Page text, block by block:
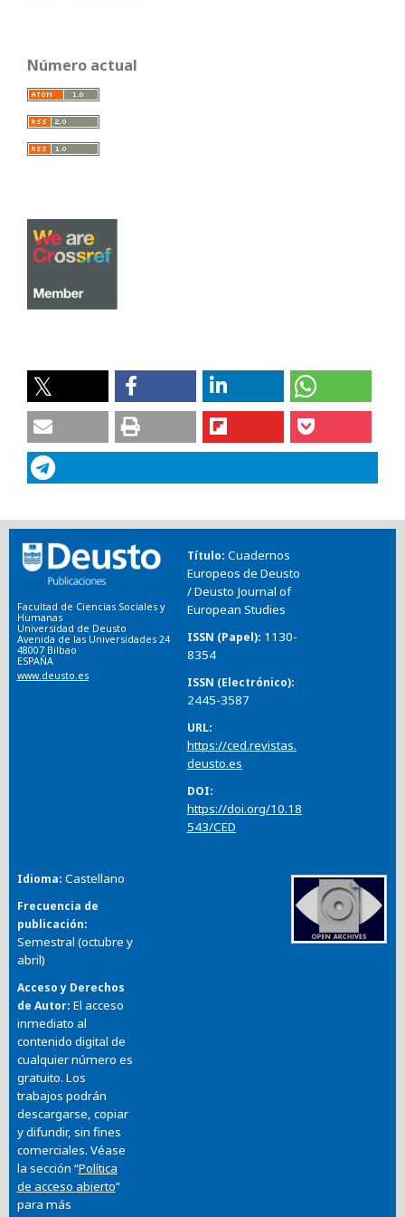
Número actual
Facultad de Ciencias Sociales y
Humanas
Universidad de Deusto
Avenida de las Universidades 24
48007 Bilbao
ESPAÑA
www.deusto.es
Título Cuadernos
Europeos de Deusto
/ Deusto Journal of
European Studies
ISSN (Papel) 1130-
8354
ISSN (Electrónico)
2445-3587
URL
https://ced.revistas.
deusto.es
DOI
https://doi.org/10.18
543/CED
Idioma Castellano
Frecuencia de
publicación
Semestral (octubre y
abril)
Acceso y Derechos
de Autor El acceso
inmediato al
contenido digital de
cualquier número es
gratuito. Los
trabajos podrán
descargarse, copiar
y difundir, sin fines
comerciales. Véase
la sección “Política
de acceso abierto”
para más